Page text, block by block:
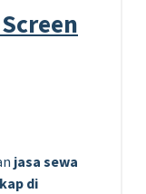
jasa sewa
di